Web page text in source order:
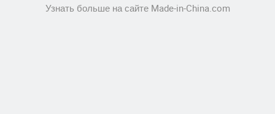
Узнать больше на сайте Made-in-China.com